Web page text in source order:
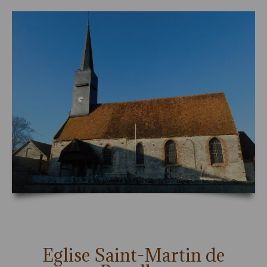
Eglise Saint-Martin de